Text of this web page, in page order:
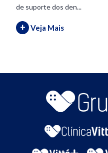
de suporte dos den...
+ Veja Mais